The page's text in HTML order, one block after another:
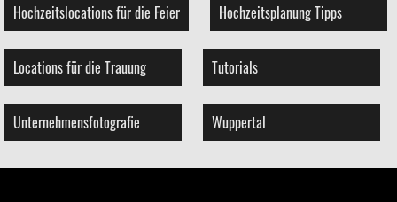
Hochzeitslocations für die Feier Hochzeitsplanung Tipps
Locations für die Trauung Tutorials
Unternehmensfotografie Wuppertal